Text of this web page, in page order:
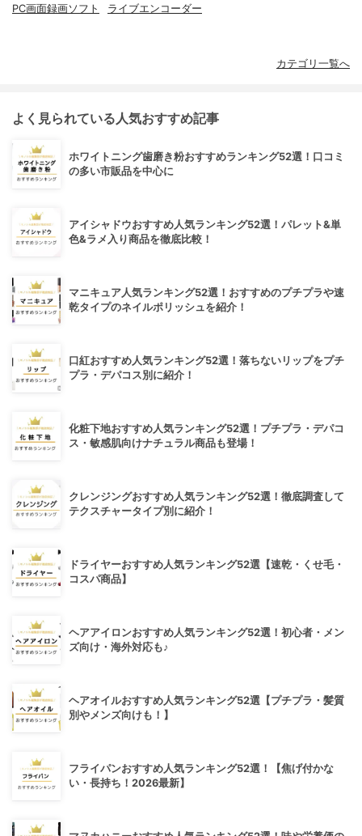
PC画面録画ソフト ライブエンコーダー
カテゴリ一覧へ
よく見られている人気おすすめ記事
ホワイトニング歯磨き粉おすすめランキング52選！口コミ
の多い市販品を中心に
アイシャドウおすすめ人気ランキング52選！パレット&単
色&ラメ入り商品を徹底比較！
マニキュア人気ランキング52選！おすすめのプチプラや速
乾タイプのネイルポリッシュを紹介！
口紅おすすめ人気ランキング52選！落ちないリップをプチ
プラ・デパコス別に紹介！
化粧下地おすすめ人気ランキング52選！プチプラ・デパコ
ス・敏感肌向けナチュラル商品も登場！
クレンジングおすすめ人気ランキング52選！徹底調査して
テクスチャータイプ別に紹介！
ドライヤーおすすめ人気ランキング52選【速乾・くせ毛・
コスパ商品】
ヘアアイロンおすすめ人気ランキング52選！初心者・メン
ズ向け・海外対応も♪
ヘアオイルおすすめ人気ランキング52選【プチプラ・髪質
別やメンズ向けも！】
フライパンおすすめ人気ランキング52選！【焦げ付かな
い・長持ち！2026最新】